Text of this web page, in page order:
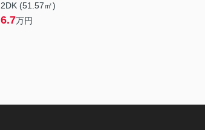
2DK (51.57㎡)
6.7万円